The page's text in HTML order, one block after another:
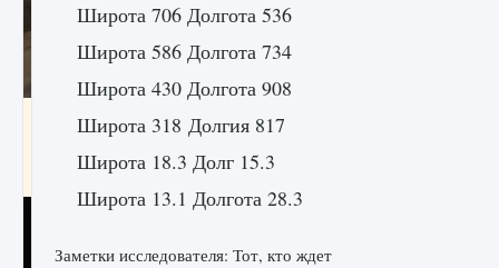
Как исправить неработающие награды For
Honor
9 августа 2024 1 205
Широта 706 Долгота 536
Широта 586 Долгота 734
Широта 430 Долгота 908
Широта 318 Долгия 817
Широта 18.3 Долг 15.3
Широта 13.1 Долгота 28.3
Заметки исследователя: Тот, кто ждет